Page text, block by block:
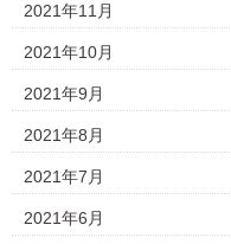
2021年11月
2021年10月
2021年9月
2021年8月
2021年7月
2021年6月